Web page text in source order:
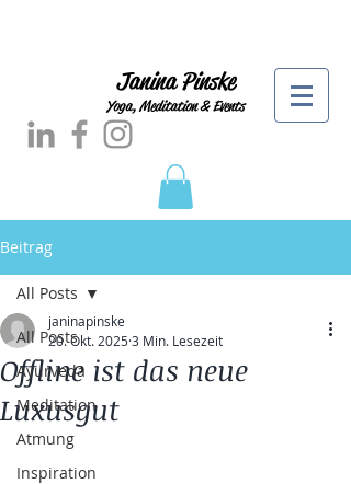
Janina Pinske
Yoga, Meditation & Events
Beitrag
All Posts
Ayurveda
Meditation
Atmung
Inspiration
All Posts
Offline ist das neue
Luxusgut
janinapinske
20. Okt. 20253 Min. Lesezeit